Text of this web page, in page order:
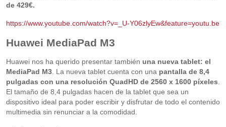
de 429€.
https://www.youtube.com/watch?v=_U-Y06zlyEw&feature=youtu.be
Huawei MediaPad M3
Huawei nos ha querido presentar también una nueva tablet: el
MediaPad M3. La nueva tablet cuenta con una pantalla de 8,4
pulgadas con una resolución QuadHD de 2560 x 1600 píxeles
El tamaño de 8,4 pulgadas hacen de la tablet que sea un
dispositivo ideal para poder escribir y disfrutar de todo el contenido
multimedia sin renunciar a la comodidad.